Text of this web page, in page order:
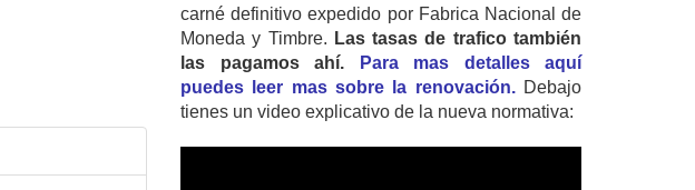
carné definitivo expedido por Fabrica Nacional de
Moneda y Timbre. Las tasas de trafico también
las pagamos ahí.
Para mas detalles aquí
puedes leer mas sobre la renovación.Debajo
tienes un video explicativo de la nueva normativa: